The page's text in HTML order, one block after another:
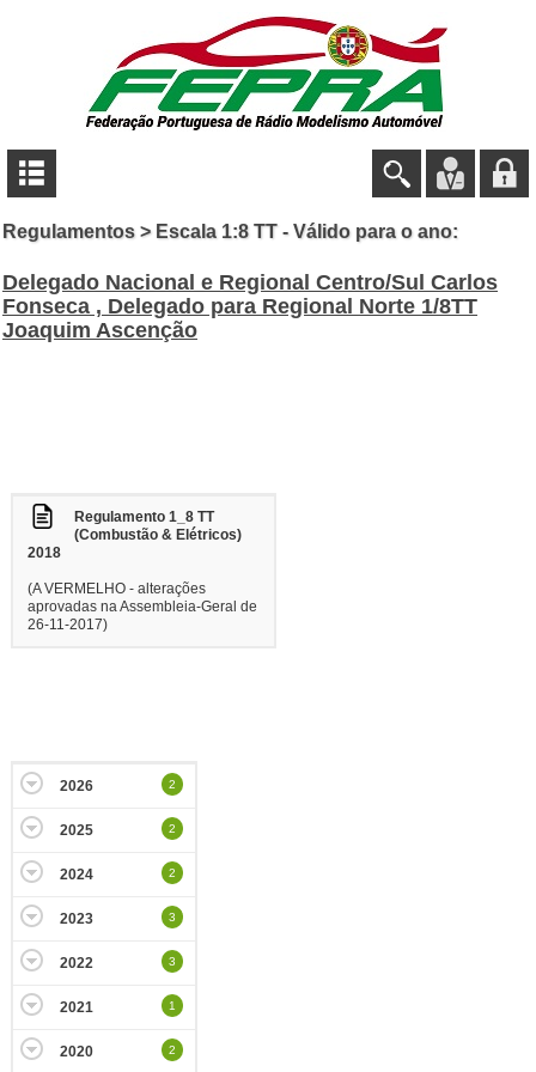
Regulamentos > Escala 1:8 TT - Válido para o ano:
Delegado Nacional e Regional Centro/Sul Carlos
Fonseca , Delegado para Regional Norte 1/8TT
Joaquim Ascenção
Regulamento 1_8 TT
(Combustão & Elétricos)
2018
(A VERMELHO - alterações
aprovadas na Assembleia-Geral de
26-11-2017)
2026 2
2025 2
2024 2
2023 3
2022 3
2021 1
2020 2